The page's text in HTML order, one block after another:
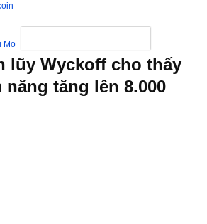
Mo
lũy Wyckoff cho thấy
năng tăng lên 8.000